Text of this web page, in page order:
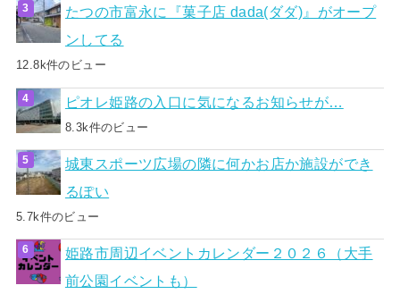
たつの市富永に『菓子店 dada(ダダ)』がオープ
ンしてる
12.8k件のビュー
ピオレ姫路の入口に気になるお知らせが…
8.3k件のビュー
城東スポーツ広場の隣に何かお店か施設ができ
るぽい
5.7k件のビュー
姫路市周辺イベントカレンダー２０２６（大手
前公園イベントも）